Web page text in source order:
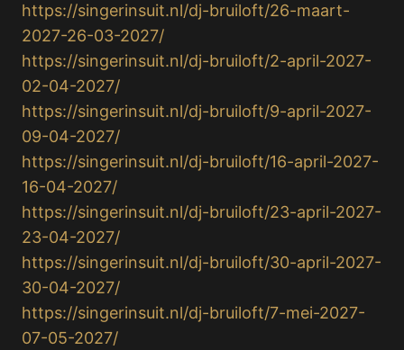
https://singerinsuit.nl/dj-bruiloft/26-maart-
2027-26-03-2027/
https://singerinsuit.nl/dj-bruiloft/2-april-2027-
02-04-2027/
https://singerinsuit.nl/dj-bruiloft/9-april-2027-
09-04-2027/
https://singerinsuit.nl/dj-bruiloft/16-april-2027-
16-04-2027/
https://singerinsuit.nl/dj-bruiloft/23-april-2027-
23-04-2027/
https://singerinsuit.nl/dj-bruiloft/30-april-2027-
30-04-2027/
https://singerinsuit.nl/dj-bruiloft/7-mei-2027-
07-05-2027/